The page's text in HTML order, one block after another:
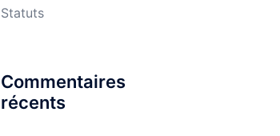
Statuts
Commentaires
récents